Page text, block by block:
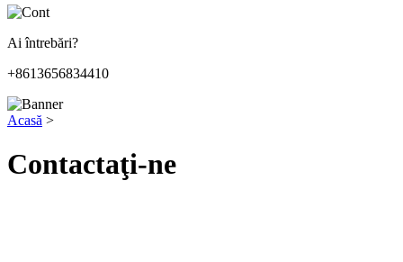
Ai întrebări?
+8613656834410
Acasă >
Contactaţi-ne